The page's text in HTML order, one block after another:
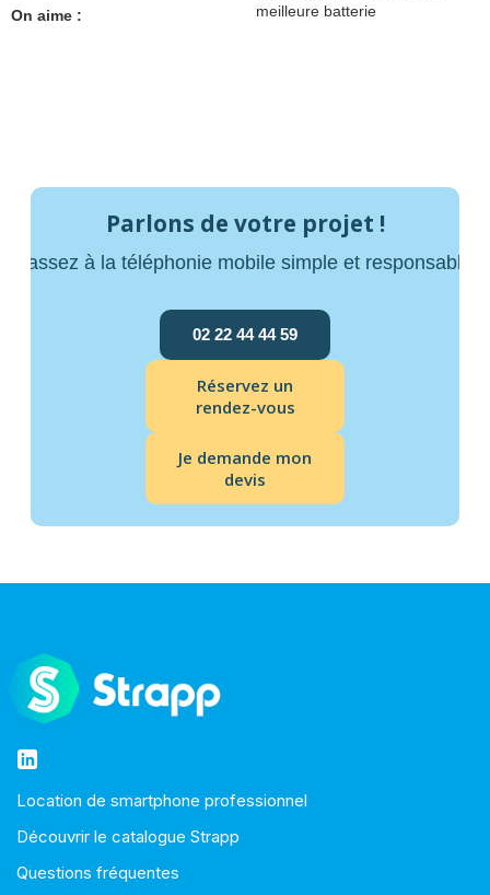
On aime :
meilleure batterie
Parlons de votre projet !
Passez à la téléphonie mobile simple et responsable
02 22 44 44 59
Réservez un
rendez-vous
Je demande mon
devis
Location de smartphone professionnel
Découvrir le catalogue Strapp
Questions fréquentes